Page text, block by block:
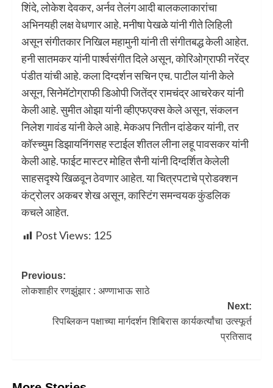
शिंदे, लोकेश देवकर, अर्नव तेलंग आदी बालकलाकारांचा
अभिनयही लक्ष वेधणार आहे. मनीषा पेखळे यांनी गीते लिहिली
असून संगीतकार निखिल महामुनी यांनी ती संगीतबद्ध केली आहेत.
हनी सातमकर यांनी पार्श्वसंगीत दिले असून, कोरिओग्राफी नरेंद्र
पंडीत यांची आहे. कला दिग्दर्शन सचिन एच. पाटील यांनी केले
असून, सिनेमॅटोग्राफी डिओपी जितेंद्र रामचंद्र आचरेकर यांनी
केली आहे. सुमीत ओझा यांनी व्हीएफएक्स केले असून, संकलन
निलेश गावंड यांनी केले आहे. मेकअप नितीन दांडेकर यांनी, तर
कॉस्च्युम डिझायनिंगसह स्टाईल शीतल लीना लहू पावसकर यांनी
केली आहे. फाईट मास्टर मोहित सैनी यांनी दिग्दर्शित केलेली
साहसदृश्ये खिळवून ठेवणार आहेत. या चित्रपटाचे प्रोडक्शन
कंट्रोलर अकबर शेख असून, कास्टिंग समन्वयक कुंडलिक
कचले आहेत.
Post Views: 125
Previous:
लोकशाहीर रणझुंझार : अण्णाभाऊ साठे
Next:
रिपब्लिकन पक्षाच्या मार्गदर्शन शिबिरास कार्यकर्त्यांचा उत्स्फूर्त
प्रतिसाद